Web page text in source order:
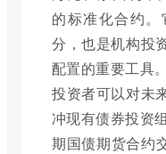
的标准化合约
分，也是机构投
配置的重要工具
投资者可以对未
冲现有债券投资
期国债期货合约